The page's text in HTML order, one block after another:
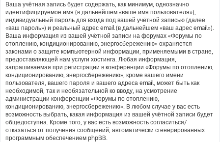
Ваша учётная запись будет содержать, как минимум, однозначно
идентифицируемое имя (в дальнейшем «ваше имя пользователя»),
индивидуальный пароль для входа под вашей учётной записью (далее
«ваш пароль») и реальный адрес email (в дальнейшем «ваш адрес email»).
Ваша информация из вашей учётной записи на форумах «Форумы по
отоплению, кондиционированию, энергосбережению» охраняется
законами о защите компьютерной информации, применяемыми в стране,
предоставляющей нам услуги хостинга. Любая информация,
запрашиваемая при регистрации в конференции «Форумы по отоплению,
кондиционированию, энергосбережению», кроме вашего имени
пользователя, вашего пароля и вашего адреса email, может быть как
необходимой, так и необязательной ко вводу, на усмотрение
администрации конференции «Форумы по отоплению,
кондиционированию, энергосбережению». В любом случае у вас есть
возможность выбрать, какая информация из вашей учётной записи будет
общедоступна. Кроме того, у вас есть возможность согласиться/
отказаться от получения сообщений, автоматически сгенерированных
программным обеспечением phpBB.